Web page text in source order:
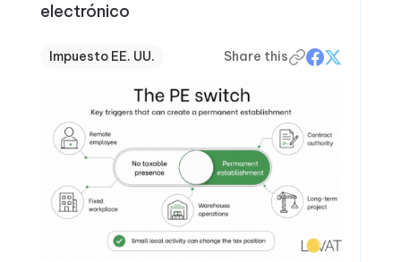
electrónico
Impuesto EE. UU. Share this